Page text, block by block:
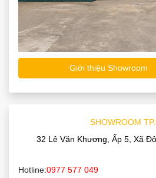
Giới thiệu Showroom
SHOWROOM
32 Lê Văn Khương, Ấp 5, Xã
Hotline:0977 577 049